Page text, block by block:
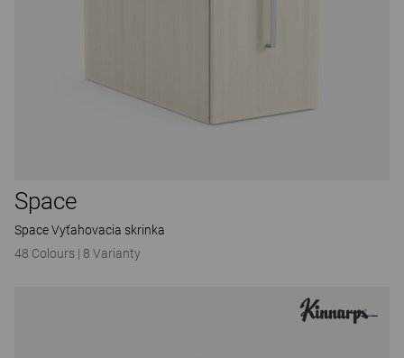
Space
Space Vyťahovacia skrinka
48 Colours | 8 Varianty